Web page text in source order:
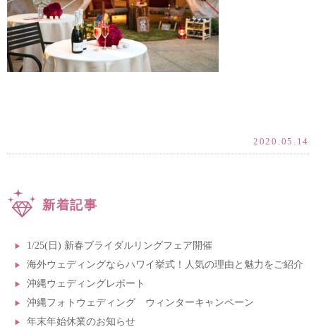
2020.05.14
新着記事
1/25(日) 新春ブライダルリングフェア開催
海外ウェディングならハワイ挙式！人気の理由と魅力をご紹介
沖縄ウェディングレポート
沖縄フォトウェディング ウィンターキャンペーン
年末年始休業のお知らせ